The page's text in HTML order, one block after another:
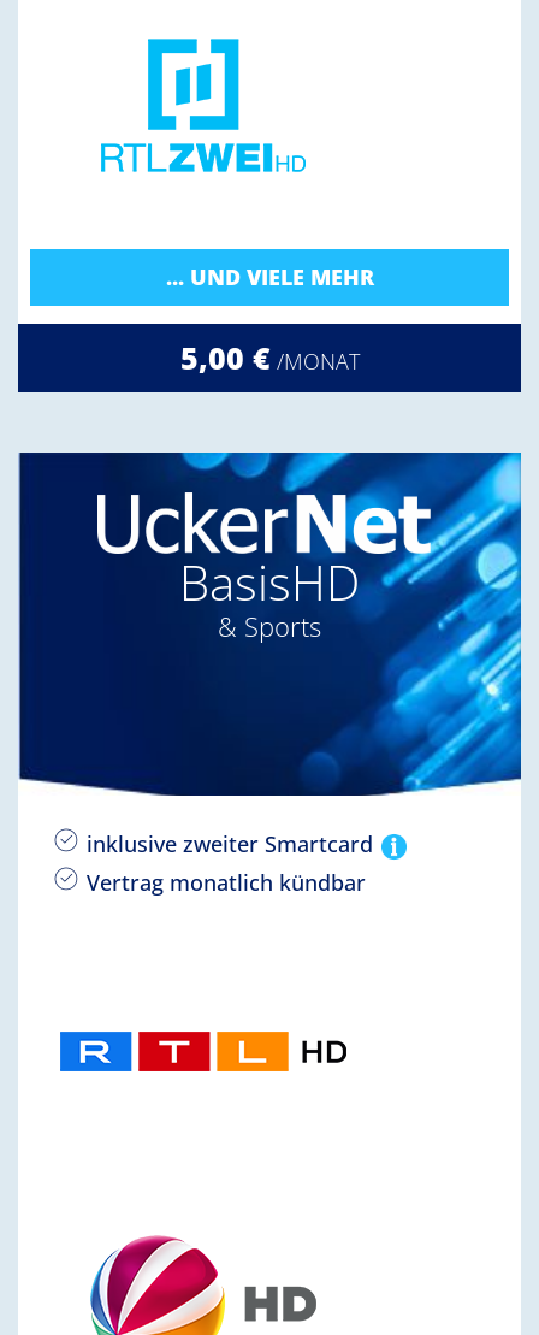
... UND VIELE MEHR
5,00 € /MONAT
BasisHD
& Sports
inklusive zweiter Smartcard
Vertrag monatlich kündbar